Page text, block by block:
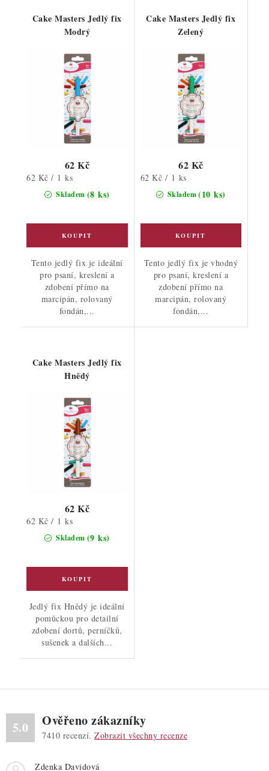
Cake Masters Jedlý fix
Modrý
Skladem (8 ks)
62 Kč
Měrná
62 Kč / 1 ks
Tento jedlý fix je ideální
pro psaní, kreslení a
zdobení přímo na
marcipán, rolovaný
fondán,...
Cake Masters Jedlý fix
Zelený
Skladem(10 ks)
62 Kč
Měrná
cena:
62 Kč / 1 ks
Tento jedlý fix je vhodný
pro psaní, kreslení a
zdobení přímo na
marcipán, rolovaný
fondán,...
Cake Masters Jedlý fix
Hnědý
Skladem (9 ks)
62 Kč
Měrná
62 Kč / 1 ks
Jedlý fix Hnědý je ideální
pomůckou pro detailní
zdobení dortů, perníčků,
sušenek a dalších...
5.0 Ověřeno zákazníky
7410 recenzí. Zobrazit všechny recenze
Zdenka Davidová